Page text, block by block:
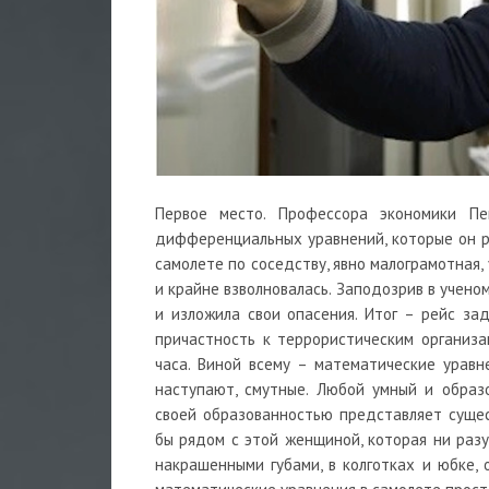
Первое место. Профессора экономики
дифференциальных уравнений, которые он
самолете по соседству, явно
и крайне взволновалась. Заподозрив в
и изложила свои опасения. Итог – рейс
причастность к террористическим
часа. Виной всему – математические
наступают, смутные. Любой умный и
своей образованностью представляет
бы рядом с этой женщиной, которая ни
накрашенными губами, в колготках и